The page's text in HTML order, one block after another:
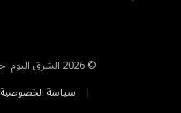
© 2026 الشرق اليوم. جميع الحقوق محفوظة.
سياسة الخصوصية